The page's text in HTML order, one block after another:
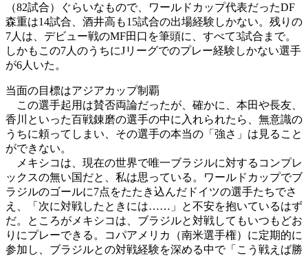
（82試合）ぐらいなもので、ワールドカップ代表だったDF
森重は14試合、酒井高も15試合の出場経験しかない。残りの
7人は、デビュー戦のMF田口を筆頭に、すべて3試合まで。
しかもこの7人のうちにJリーグでのプレー経験しかない選手
が6人いた。
当面の目標はアジアカップ制覇
この選手起用は賛否両論だったが、確かに、本田や長友、
香川といった百戦錬磨の選手の中に入れられたら、無意識の
うちに頼ってしまい、その選手の本当の「強さ」は見ること
ができない。
メキシコは、現在の世界で唯一ブラジルに対するコンプレ
ックスの無い国だと、私は思っている。ワールドカップでブ
ラジルのゴールに7点をたたき込んだドイツの選手たちでさ
え、「次に対戦したときには……」と不安を抱いているはず
だ。ところがメキシコは、ブラジルと対戦してもいつもどお
りにプレーできる。コパアメリカ（南米選手権）に定期的に
参加し、ブラジルとの対戦経験を深める中で「こう戦えば勝